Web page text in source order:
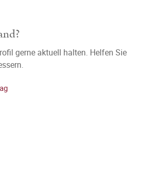
gerne aktuell halten. Helfen Sie